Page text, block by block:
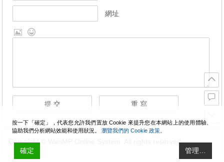
網址
Copyright © WanMP Online System. All rights reserved.
按一下「確定」，代表您允許我們置放 Cookie 來提升您在本網站上的使用體驗、
協助我們分析網站效能和使用狀況。 瀏覽我們的 Cookie 政策。
確定 管理…